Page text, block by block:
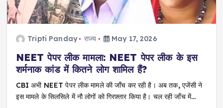
Tripti Panday राज्य May 17, 2026
NEET पेपर लीक मामला: NEET पेपर लीक के इस
शर्मनाक कांड में कितने लोग शामिल हैं?
CBI अभी NEET पेपर लीक मामले की जाँच कर रही है। अब तक, एजेंसी ने
इस मामले के सिलसिले में नौ लोगों को गिरफ़्तार किया है। चल रही जाँच में…